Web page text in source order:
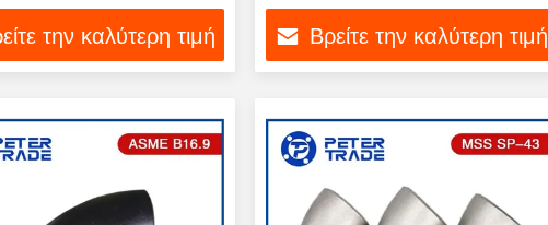
52
την καλύτερη τιμή Βρείτε την καλύτερη τιμή